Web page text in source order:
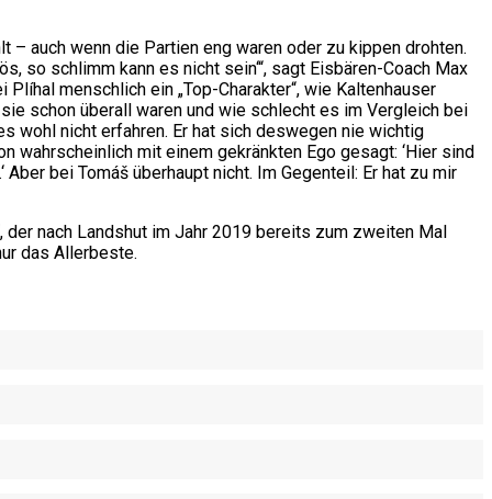
– auch wenn die Partien eng waren oder zu kippen drohten.
so schlimm kann es nicht sein‘“, sagt Eisbären-Coach Max
menschlich ein „Top-Charakter“, wie Kaltenhauser
schon überall waren und wie schlecht es im Vergleich bei
wohl nicht erfahren. Er hat sich deswegen nie wichtig
wahrscheinlich mit einem gekränkten Ego gesagt: ‘Hier sind
bei Tomáš überhaupt nicht. Im Gegenteil: Er hat zu mir
der nach Landshut im Jahr 2019 bereits zum zweiten Mal
das Allerbeste.